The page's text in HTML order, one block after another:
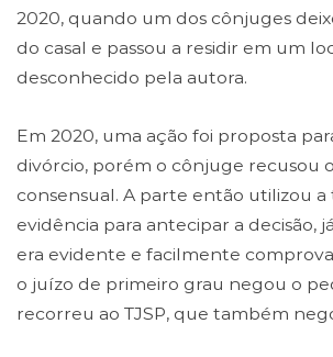
2020, quando um dos cônjuges
do casal e passou a residir em um
desconhecido pela autora.
Em 2020, uma ação foi proposta
divórcio, porém o cônjuge recusou
consensual. A parte então utilizou
evidência para antecipar a decisão,
era evidente e facilmente
o juízo de primeiro grau negou o
recorreu ao TJSP, que também